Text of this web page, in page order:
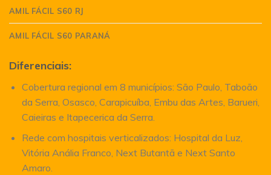
AMIL FÁCIL S60 RJ
AMIL FÁCIL S60 PARANÁ
Diferenciais:
Cobertura regional em 8 municípios: São Paulo, Taboão
da Serra, Osasco, Carapicuíba, Embu das Artes, Barueri,
Caieiras e Itapecerica da Serra.
Rede com hospitais verticalizados: Hospital da Luz,
Vitória Anália Franco, Next Butantã e Next Santo
Amaro.